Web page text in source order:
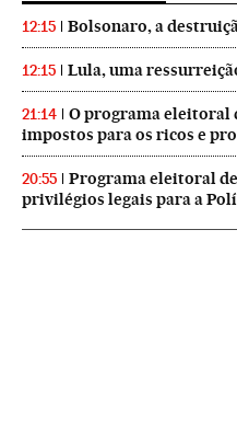
12:15 Bolsonaro, a
12:15 Lula, uma
21:14
O programa eleitoral
impostos para os ricos e
20:55
Programa eleitoral
privilégios legais para a